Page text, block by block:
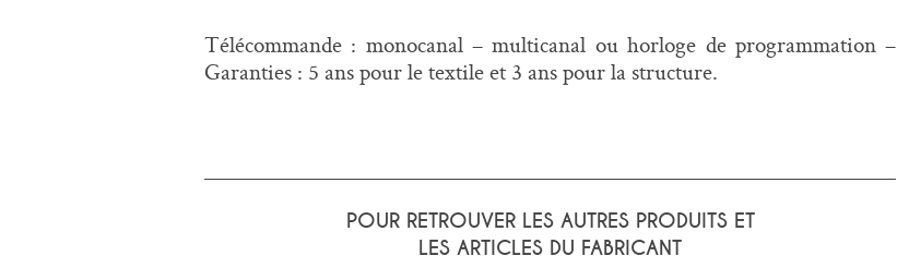
Télécommande : monocanal – multicanal ou horloge de programmation –
Garanties : 5 ans pour le textile et 3 ans pour la structure.
POUR RETROUVER LES AUTRES PRODUITS ET
LES ARTICLES DU FABRICANT